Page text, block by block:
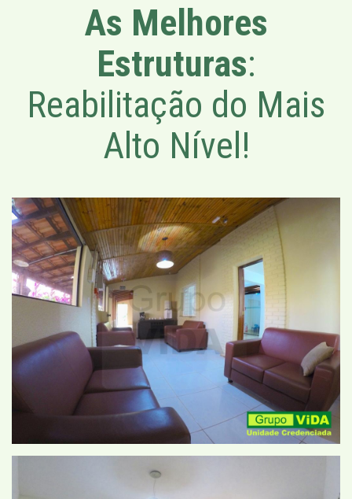
As Melhores
Estruturas:
Reabilitação do Mais
Alto Nível!